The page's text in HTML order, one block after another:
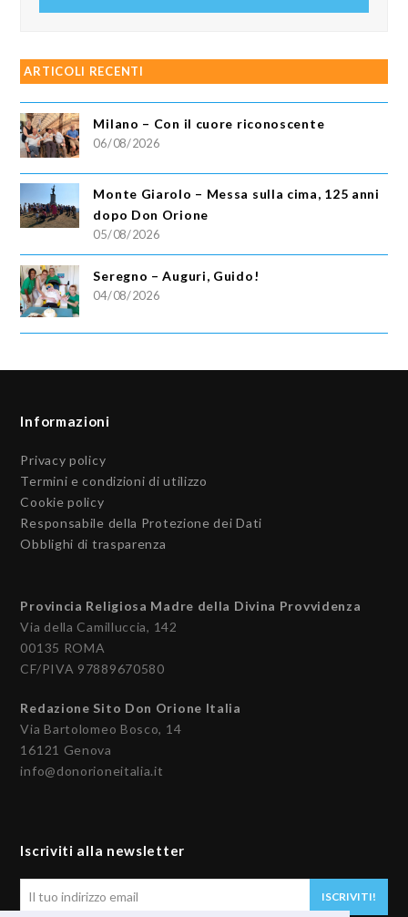
ARTICOLI RECENTI
Milano – Con il cuore riconoscente
06/08/2026
Monte Giarolo – Messa sulla cima, 125 anni
dopo Don Orione
05/08/2026
Seregno – Auguri, Guido!
04/08/2026
Informazioni
Privacy policy
Termini e condizioni di utilizzo
Cookie policy
Responsabile della Protezione dei Dati
Obblighi di trasparenza
Provincia Religiosa Madre della Divina Provvidenza
Via della Camilluccia, 142
00135 ROMA
CF/PIVA 97889670580
Redazione Sito Don Orione Italia
Via Bartolomeo Bosco, 14
16121 Genova
info@donorioneitalia.it
Iscriviti alla newsletter
ISCRIVITI!